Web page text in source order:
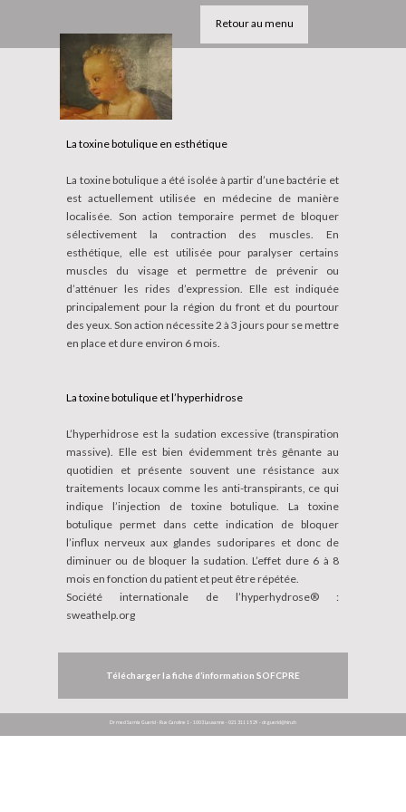
Retour au menu
La toxine botulique en esthétique
La toxine botulique a été isolée à partir d’une bactérie et
est actuellement utilisée en médecine de manière
localisée. Son action temporaire permet de bloquer
sélectivement la contraction des muscles. En
esthétique, elle est utilisée pour paralyser certains
muscles du visage et permettre de prévenir ou
d’atténuer les rides d’expression. Elle est indiquée
principalement pour la région du front et du pourtour
des yeux. Son action nécessite 2 à 3 jours pour se mettre
en place et dure environ 6 mois.
La toxine botulique et l’hyperhidrose
L’hyperhidrose est la sudation excessive (transpiration
massive). Elle est bien évidemment très gênante au
quotidien et présente souvent une résistance aux
traitements locaux comme les anti-transpirants, ce qui
indique l’injection de toxine botulique. La toxine
botulique permet dans cette indication de bloquer
l’influx nerveux aux glandes sudoripares et donc de
diminuer ou de bloquer la sudation. L’effet dure 6 à 8
mois en fonction du patient et peut être répétée.
Société internationale de l’hyperhydrose® :
sweathelp.org
Dr med Samia Guerid - Rue Caroline 1 - 1003 Lausanne - 021 311 15 29 - dr.guerid@hin.ch
Télécharger la fiche d’information SOFCPRE